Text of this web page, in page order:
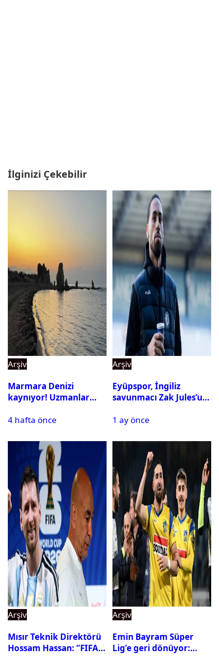
İlginizi Çekebilir
Arşiv
Marmara Denizi
kaynıyor! Uzmanlar
4 hafta önce
Arşiv
Eyüpspor, İngiliz
savunmacı Zak Jules’u
1 ay önce
Arşiv
Mısır Teknik Direktörü
Hossam Hassan: ‘’FIFA,
Arşiv
Emin Bayram Süper
Lig’e geri dönüyor: